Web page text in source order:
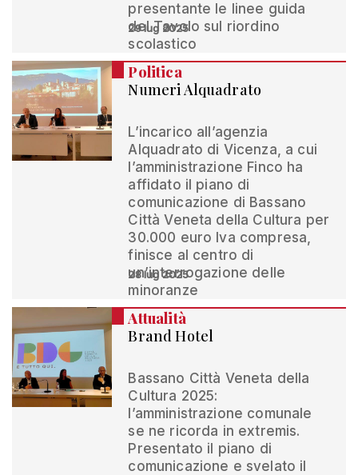
presentante le linee guida
del Tavolo sul riordino
scolastico
29 lug 2025
Politica
Numeri Alquadrato
L’incarico all’agenzia
Alquadrato di Vicenza, a cui
l’amministrazione Finco ha
affidato il piano di
comunicazione di Bassano
Città Veneta della Cultura per
30.000 euro Iva compresa,
finisce al centro di
un’interrogazione delle
minoranze
28 lug 2025
Attualità
Brand Hotel
Bassano Città Veneta della
Cultura 2025:
l’amministrazione comunale
se ne ricorda in extremis.
Presentato il piano di
comunicazione e svelato il